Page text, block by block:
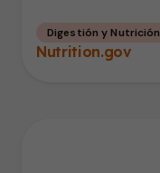
Digestión y Nutrición
Nutrition.gov